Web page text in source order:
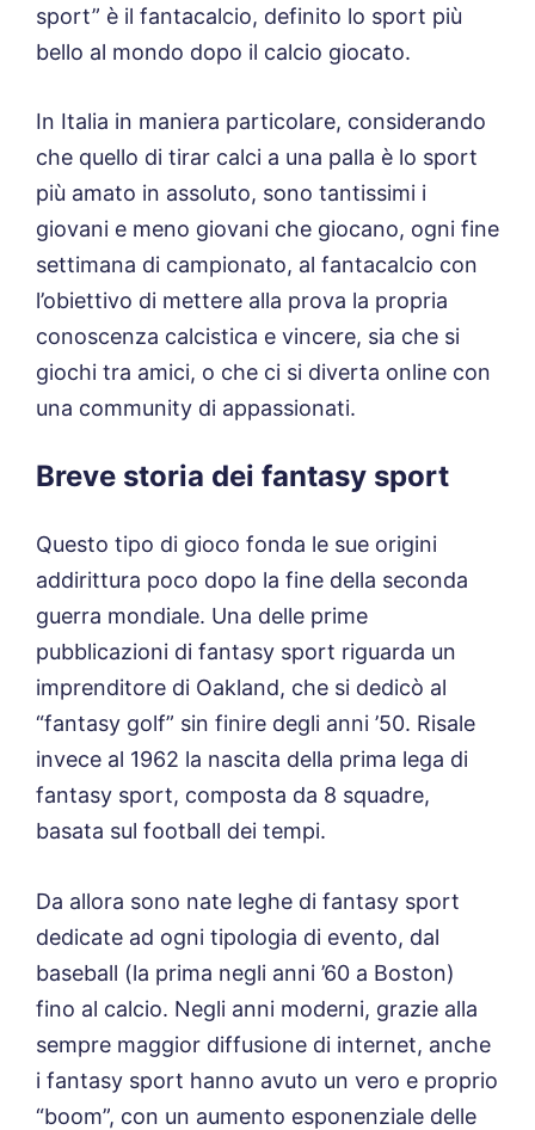
sport” è il fantacalcio, definito lo sport più
bello al mondo dopo il calcio giocato.
In Italia in maniera particolare, considerando
che quello di tirar calci a una palla è lo sport
più amato in assoluto, sono tantissimi i
giovani e meno giovani che giocano, ogni fine
settimana di campionato, al fantacalcio con
l’obiettivo di mettere alla prova la propria
conoscenza calcistica e vincere, sia che si
giochi tra amici, o che ci si diverta online con
una community di appassionati.
Breve storia dei fantasy sport
Questo tipo di gioco fonda le sue origini
addirittura poco dopo la fine della seconda
guerra mondiale. Una delle prime
pubblicazioni di fantasy sport riguarda un
imprenditore di Oakland, che si dedicò al
“fantasy golf” sin finire degli anni ’50. Risale
invece al 1962 la nascita della prima lega di
fantasy sport, composta da 8 squadre,
basata sul football dei tempi.
Da allora sono nate leghe di fantasy sport
dedicate ad ogni tipologia di evento, dal
baseball (la prima negli anni ’60 a Boston)
fino al calcio. Negli anni moderni, grazie alla
sempre maggior diffusione di internet, anche
i fantasy sport hanno avuto un vero e proprio
“boom”, con un aumento esponenziale delle